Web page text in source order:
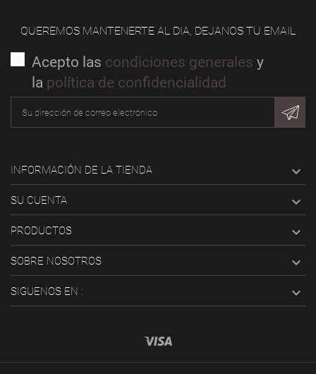
QUEREMOS MANTENERTE AL DIA, DEJANOS TU EMAIL
Acepto las condiciones generales y
la política de confidencialidad
INFORMACIÓN DE LA TIENDA 
SU CUENTA 
PRODUCTOS 
SOBRE NOSOTROS 
SIGUENOS EN : 